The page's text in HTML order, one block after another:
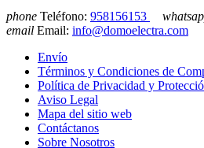
phone Teléfono: 958156153
email Email: info@domoelectra.com
Envío
Términos y Condiciones de
Política de Privacidad y
Aviso Legal
Mapa del sitio web
Contáctanos
Sobre Nosotros